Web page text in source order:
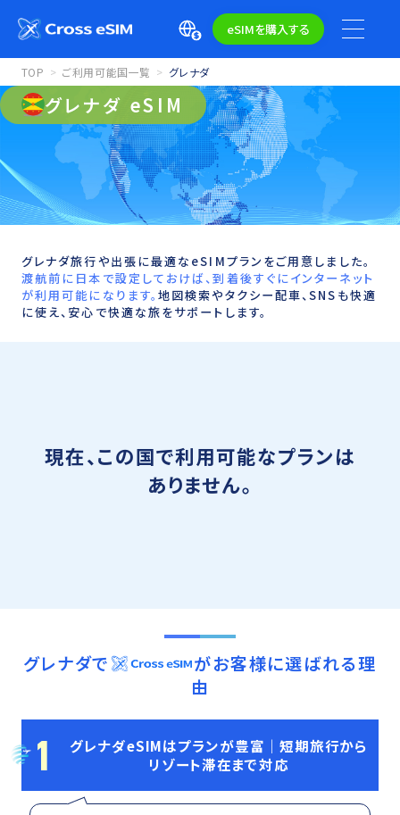
eSIMを購入する
TOP ご利用可能国一覧 グレナダ
グレナダ eSIM
グレナダ旅行や出張に最適なeSIMプランをご用意しました。
渡航前に日本で設定しておけば、到着後すぐにインターネット
が利用可能になります。地図検索やタクシー配車、SNSも快適
に使え、安心で快適な旅をサポートします。
現在、この国で利用可能なプランは
ありません。
グレナダで
がお客様に選ばれる理
由
1
グレナダeSIMはプランが豊富｜短期旅行から
リゾート滞在まで対応